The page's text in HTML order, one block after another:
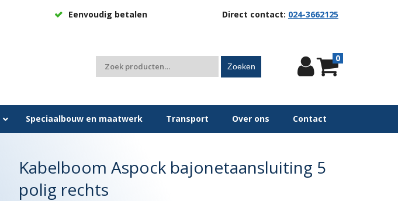
Eenvoudig betalen Direct contact: 024-3662125
Zoeken
naar:
Zoeken
0
Speciaalbouw en maatwerk Transport Over ons Contact
Kabelboom Aspock bajonetaansluiting 5
polig rechts